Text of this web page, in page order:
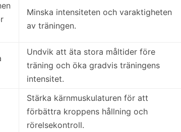
Minska intensiteten och varaktigheten
av träningen.
Undvik att äta stora måltider före
träning och öka gradvis träningens
intensitet.
Stärka kärnmuskulaturen för att
förbättra kroppens hållning och
rörelsekontroll.